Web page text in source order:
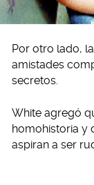
Por otro lado,
amistades
secretos.
White agregó
homohistoria y
aspiran a ser